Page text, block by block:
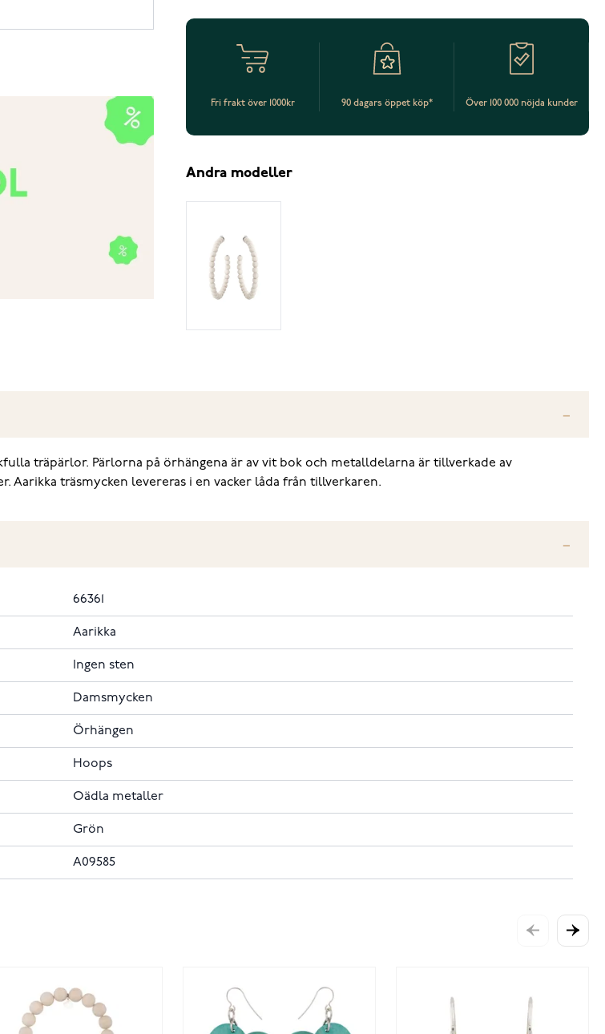
Fri frakt över 1000kr 90 dagars öppet köp* Över 100 000 nöjda kunder
Andra modeller
träpärlor. Pärlorna på örhängena är av vit bok och metalldelarna är tillverkade av
Aarikka träsmycken levereras i en vacker låda från tillverkaren.
66361
Aarikka
Ingen sten
Damsmycken
Örhängen
Hoops
Oädla metaller
Grön
A09585